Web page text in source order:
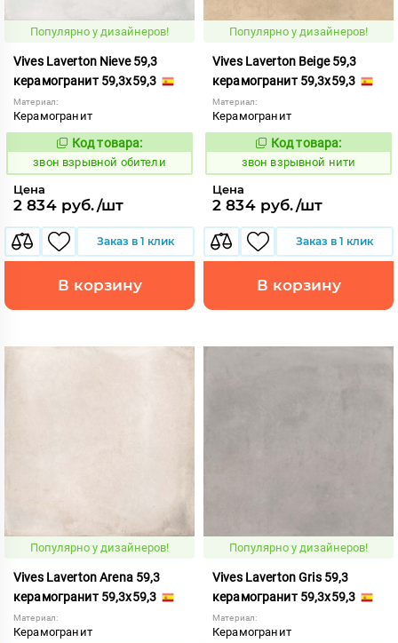
Популярно у дизайнеров!
Vives Laverton Nieve 59,3
керамогранит 59,3x59,3
Материал:
Керамогранит
454937
Код товара:
звон взрывной обители
Цена
2 834 руб./шт
Заказ в 1 клик
В корзину
Популярно у дизайнеров!
Vives Laverton Beige 59,3
керамогранит 59,3x59,3
Материал:
Керамогранит
454935
Код товара:
звон взрывной нити
Цена
2 834 руб./шт
Заказ в 1 клик
В корзину
Популярно у дизайнеров!
Vives Laverton Arena 59,3
керамогранит 59,3x59,3
Материал:
Керамогранит
Популярно у дизайнеров!
Vives Laverton Gris 59,3
керамогранит 59,3x59,3
Материал:
Керамогранит